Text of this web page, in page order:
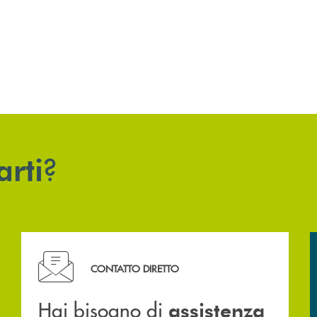
?
Hai bisogno di assistenza immediata? Contattaci .
CONTATTO DIRETTO
Hai bisogno di assistenza